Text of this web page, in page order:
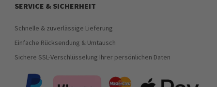
SERVICE & SICHERHEIT
Schnelle & zuverlässige Lieferung
Einfache Rücksendung & Umtausch
Sichere SSL-Verschlüsselung Ihrer persönlichen Daten